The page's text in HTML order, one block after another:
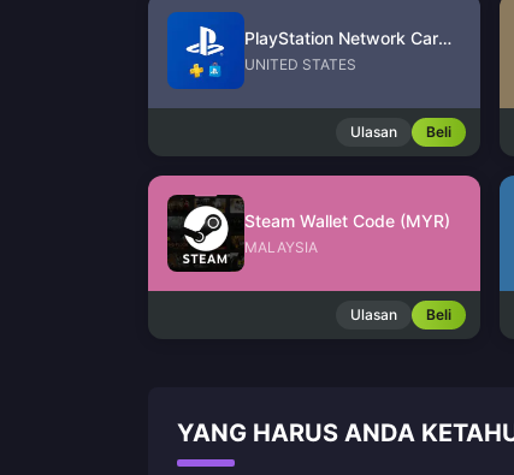
PlayStation Network Card (US)
UNITED STATES
Ulasan Beli
Steam Wallet Code (MYR)
MALAYSIA
Ulasan Beli
YANG HARUS ANDA